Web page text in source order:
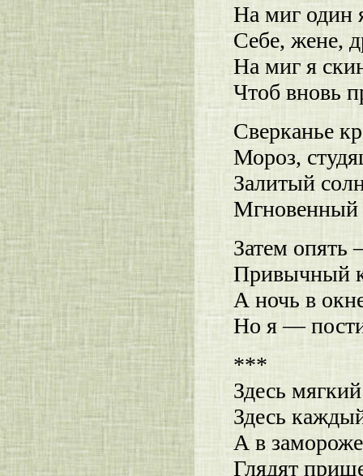
На миг один
Себе, жене,
На миг я
Чтоб вновь
Сверканье
Мороз,
Залитый
Затем опять
Привычный
А ночь в
Но я —
***
Здесь
Здесь
А в
Глядят